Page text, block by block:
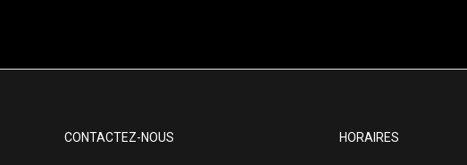
CONTACTEZ-NOUS HORAIRES